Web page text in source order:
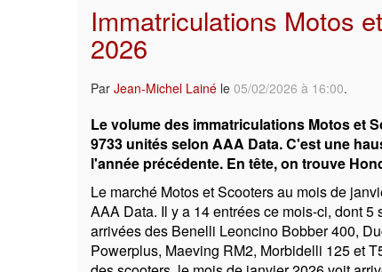
Immatriculations Motos
2026
Par Jean-Michel Lainé le 05/02/2026 à 16:00.
Le volume des immatriculations Motos et
9733 unités selon AAA Data. C'est une
l'année précédente. En tête, on trouve
Le marché Motos et Scooters au mois de
AAA Data. Il y a 14 entrées ce mois-ci, dont
arrivées des Benelli Leoncino Bobber 400,
Powerplus, Maeving RM2, Morbidelli 125 et